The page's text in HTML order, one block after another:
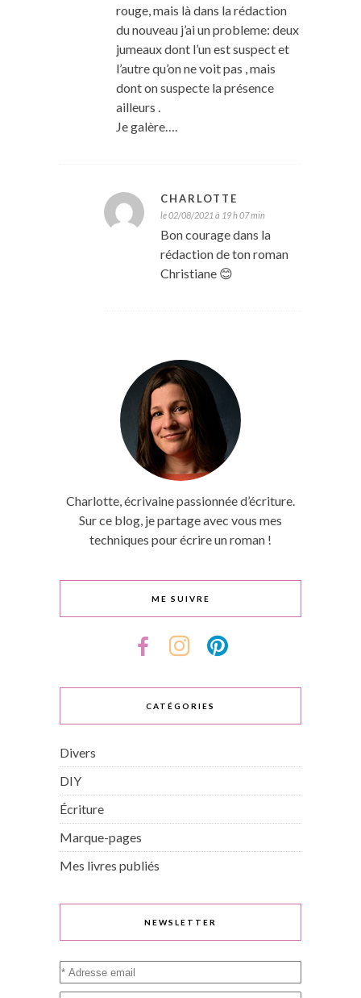
rouge, mais là dans la rédaction
du nouveau j’ai un probleme: deux
jumeaux dont l’un est suspect et
l’autre qu’on ne voit pas , mais
dont on suspecte la présence
ailleurs .
Je galère….
CHARLOTTE
le 02/08/2021 à 19 h 07 min
Bon courage dans la
rédaction de ton roman
Christiane 😊
Charlotte, écrivaine passionnée d’écriture.
Sur ce blog, je partage avec vous mes
techniques pour écrire un roman !
ME SUIVRE
CATÉGORIES
Divers
DIY
Écriture
Marque-pages
Mes livres publiés
NEWSLETTER